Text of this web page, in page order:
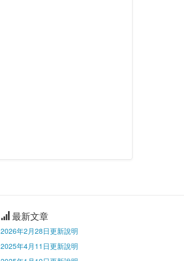
最新文章
2026年2月28日更新說明
2025年4月11日更新說明